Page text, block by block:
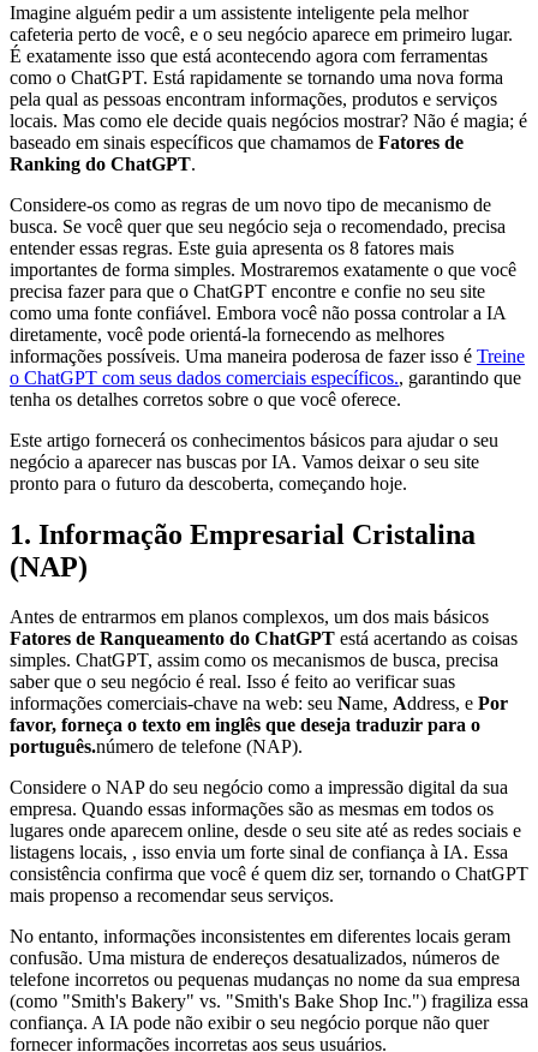
Imagine alguém pedir a um assistente inteligente pela melhor
cafeteria perto de você, e o seu negócio aparece em primeiro lugar.
É exatamente isso que está acontecendo agora com ferramentas
como o ChatGPT. Está rapidamente se tornando uma nova forma
pela qual as pessoas encontram informações, produtos e serviços
locais. Mas como ele decide quais negócios mostrar? Não é magia; é
baseado em sinais específicos que chamamos de Fatores de
Ranking do ChatGPT.
Considere-os como as regras de um novo tipo de mecanismo de
busca. Se você quer que seu negócio seja o recomendado, precisa
entender essas regras. Este guia apresenta os 8 fatores mais
importantes de forma simples. Mostraremos exatamente o que você
precisa fazer para que o ChatGPT encontre e confie no seu site
como uma fonte confiável. Embora você não possa controlar a IA
diretamente, você pode orientá-la fornecendo as melhores
informações possíveis. Uma maneira poderosa de fazer isso é Treine
o ChatGPT com seus dados comerciais específicos., garantindo que
tenha os detalhes corretos sobre o que você oferece.
Este artigo fornecerá os conhecimentos básicos para ajudar o seu
negócio a aparecer nas buscas por IA. Vamos deixar o seu site
pronto para o futuro da descoberta, começando hoje.
1. Informação Empresarial Cristalina
(NAP)
Antes de entrarmos em planos complexos, um dos mais básicos
Fatores de Ranqueamento do ChatGPT está acertando as coisas
simples. ChatGPT, assim como os mecanismos de busca, precisa
saber que o seu negócio é real. Isso é feito ao verificar suas
informações comerciais-chave na web: seu Name, Address, e Por
favor, forneça o texto em inglês que deseja traduzir para o
português.número de telefone (NAP).
Considere o NAP do seu negócio como a impressão digital da sua
empresa. Quando essas informações são as mesmas em todos os
lugares onde aparecem online, desde o seu site até as redes sociais e
listagens locais, , isso envia um forte sinal de confiança à IA. Essa
consistência confirma que você é quem diz ser, tornando o ChatGPT
mais propenso a recomendar seus serviços.
No entanto, informações inconsistentes em diferentes locais geram
confusão. Uma mistura de endereços desatualizados, números de
telefone incorretos ou pequenas mudanças no nome da sua empresa
(como "Smith's Bakery" vs. "Smith's Bake Shop Inc.") fragiliza essa
confiança. A IA pode não exibir o seu negócio porque não quer
fornecer informações incorretas aos seus usuários.